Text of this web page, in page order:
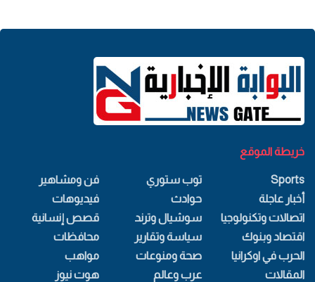
خريطة الموقع
Sports
أخبار عاجلة
اتصالات وتكنولوجيا
اقتصاد وبنوك
الحرب في اوكرانيا
المقالات
توب ستوري
حوادث
سوشيال وترند
سياسة وتقارير
صحة ومنوعات
عرب وعالم
فن ومشاهير
فيديوهات
قصص إنسانية
محافظات
مواهب
هوت نيوز